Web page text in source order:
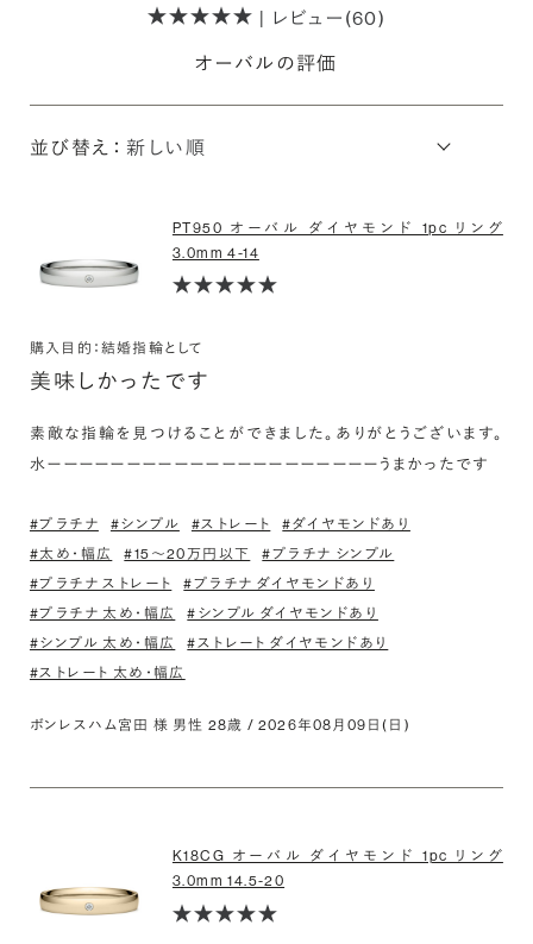
| レビュー(60)
オーバルの評価
並び替え：
PT950 オーバル ダイヤモンド 1pc リング
3.0mm 4-14
購入目的：結婚指輪として
美味しかったです
素敵な指輪を見つけることができました。ありがとうございます。
水ーーーーーーーーーーーーーーーーーーーーーうまかったです
#プラチナ #シンプル #ストレート
#ダイヤモンドあり
#太め・幅広
#15〜20万円以下
#プラチナ シンプル
#プラチナ ストレート
#プラチナ ダイヤモンドあり
#プラチナ 太め・幅広
#シンプル ダイヤモンドあり
#シンプル 太め・幅広
#ストレート ダイヤモンドあり
#ストレート 太め・幅広
ボンレスハム宮田 様 男性 28歳 / 2026年08月09日(日)
K18CG オーバル ダイヤモンド 1pc リング
3.0mm 14.5-20